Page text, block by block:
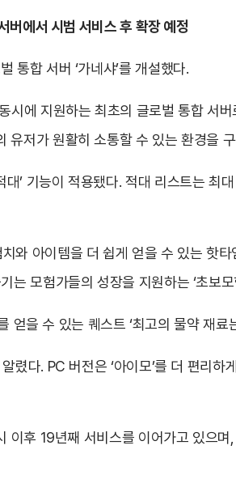
버에서 시범 서비스 후 확장 예정
통합 서버 ‘가네샤’를 개설했다.
동시에 지원하는 최초의 글로벌 통합
유저가 원활히 소통할 수 있는 환경을
’ 기능이 적용됐다. 적대 리스트는
와 아이템을 더 쉽게 얻을 수 있는 핫
는 모험가들의 성장을 지원하는 ‘초보
얻을 수 있는 퀘스트 ‘최고의 물약 재
렸다. PC 버전은 ‘아이모’를 더 편리하
후 19년째 서비스를 이어가고 있으